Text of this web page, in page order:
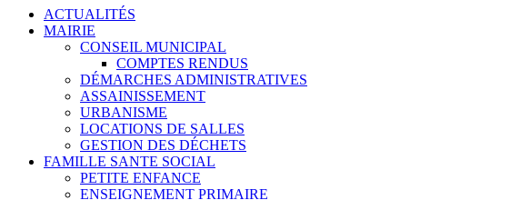
ACTUALITÉS
MAIRIE
CONSEIL MUNICIPAL
COMPTES RENDUS
DÉMARCHES ADMINISTRATIVES
ASSAINISSEMENT
URBANISME
LOCATIONS DE SALLES
GESTION DES DÉCHETS
FAMILLE SANTE SOCIAL
PETITE ENFANCE
ENSEIGNEMENT PRIMAIRE